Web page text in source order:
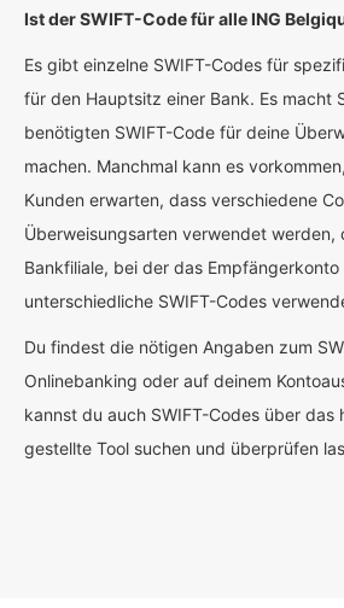
Ist der SWIFT-Code für alle ING
Es gibt einzelne SWIFT-Codes für
für den Hauptsitz einer Bank. Es macht
benötigten SWIFT-Code für deine
machen. Manchmal kann es
Kunden erwarten, dass verschiedene
Überweisungsarten verwendet werden,
Bankfiliale, bei der das
unterschiedliche SWIFT-Codes
Du findest die nötigen Angaben zum
Onlinebanking oder auf deinem
kannst du auch SWIFT-Codes über das
gestellte Tool suchen und überprüfen